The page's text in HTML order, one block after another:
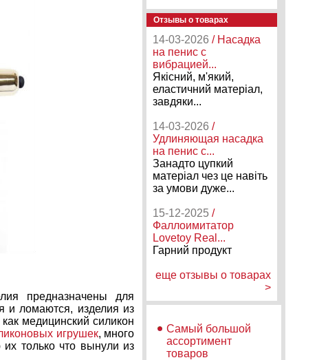
предназначены для
и ломаются, изделия из
медицинский силикон
игрушек, много
только что вынули из
Отзывы о товарах
14-03-2026 / Насадка
на пенис с
вибрацией...
Якісний, м'який,
еластичний матеріал,
завдяки...
14-03-2026 /
Удлиняющая насадка
на пенис с...
Занадто цупкий
матеріал чез це навіть
за умови дуже...
15-12-2025 /
Фаллоимитатор
Lovetoy Real...
Гарний продукт
еще отзывы о товарах
>
Самый большой
ассортимент
товаров